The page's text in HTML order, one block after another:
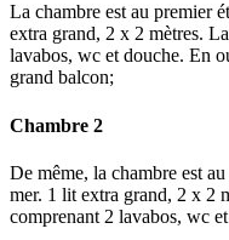
La chambre est au premier
extra grand, 2 x 2 mètres.
lavabos, wc et douche. En
grand balcon;
Chambre 2
De même, la chambre est
mer. 1 lit extra grand, 2 x 2
comprenant 2 lavabos, wc